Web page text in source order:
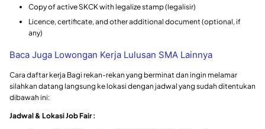
Copy of active SKCK with legalize stamp (legalisir)
Licence, certificate, and other additional document (optional, if
any)
Baca Juga Lowongan Kerja Lulusan SMA Lainnya
Cara daftar kerja Bagi rekan-rekan yang berminat dan ingin melamar
silahkan datang langsung ke lokasi dengan jadwal yang sudah ditentukan
dibawah ini:
Jadwal & Lokasi Job Fair :